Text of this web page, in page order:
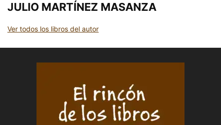
JULIO MARTÍNEZ MASANZA
Ver todos los libros del autor